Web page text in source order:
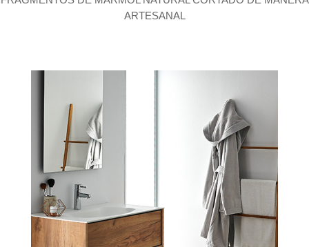
ARTESANAL